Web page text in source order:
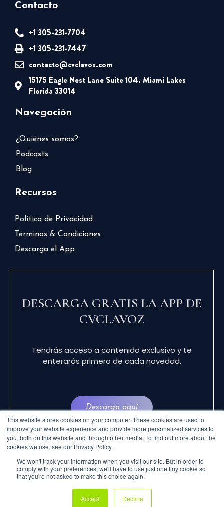
This website stores cookies on your computer. These cookies are used to
improve your website experience and provide more personalized services to
you, both on this website and through other media. To find out more about the
cookies we use, see our Privacy Policy.
We won't track your information when you visit our site. But in order to
comply with your preferences, we'll have to use just one tiny cookie so
that you're not asked to make this choice again.
Accept Decline
Contacto
+1 305-231-7704
+1 305-231-7447
contacto@cvclavoz.com
15175 Eagle Nest Lane Suite 104. Miami Lakes
Florida 33014
Navegación
¿Quiénes somos?
Podcasts
Blog
Recursos
Política de Privacidad
Términos & Condiciones
Descarga el App
DESCARGA GRATIS LA APP DE
CVCLAVOZ
Tendrás acceso a contenido exclusivo y te
enterarás primero de cada novedad.
Descarga aquí
© 2024 CVCLAVOZ . TODOS LOS DERECHOS
RESERVADOS.